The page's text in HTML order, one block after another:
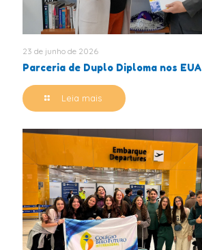
23 de junho de 2026
Parceria de Duplo Diploma nos EUA
Leia mais